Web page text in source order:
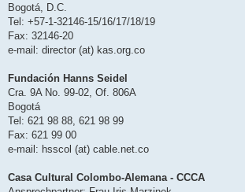
Bogotá, D.C.
Tel: +57-1-32146-15/16/17/18/19
Fax: 32146-20
e-mail: director (at) kas.org.co
Fundación Hanns Seidel
Cra. 9A No. 99-02, Of. 806A
Bogotá
Tel: 621 98 88, 621 98 99
Fax: 621 99 00
e-mail: hsscol (at) cable.net.co
Casa Cultural Colombo-Alemana - CCCA